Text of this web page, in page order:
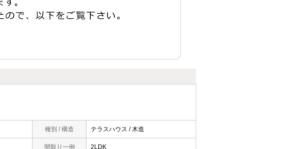
種別 / 構造 テラスハウス / 木造
間取り一例 2LDK